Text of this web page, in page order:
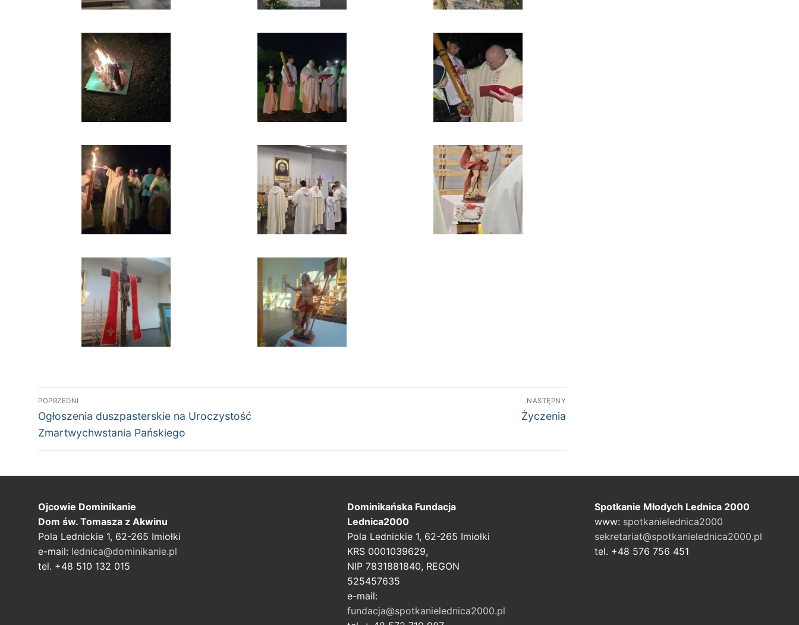
Nawigacja
wpisu
POPRZEDNI
Poprzedni
wpis:
Ogłoszenia duszpasterskie na Uroczystość
Zmartwychwstania Pańskiego
NASTĘPNY
Następny
Życzenia
Ojcowie Dominikanie
Dom św. Tomasza z Akwinu
Pola Lednickie 1, 62-265 Imiołki
e-mail: lednica@dominikanie.pl
tel. +48 510 132 015
Dominikańska Fundacja
Lednica2000
Pola Lednickie 1, 62-265 Imiołki
KRS 0001039629,
NIP 7831881840, REGON
525457635
e-mail:
fundacja@spotkanielednica2000.pl
Spotkanie Młodych Lednica 2000
www: spotkanielednica2000
sekretariat@spotkanielednica2000.pl
tel. +48 576 756 451